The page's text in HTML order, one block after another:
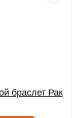
браслет Рак